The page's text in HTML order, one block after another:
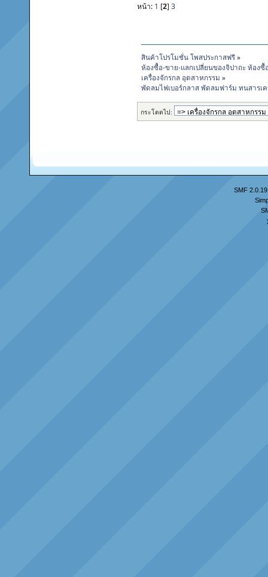
หน้า: 1 [2] 3
สินค้าโปรโมชั่น โพสประกาสฟรี»
ห้องซื้อ-ขาย-แลกเปลี่ยนของจิปาถะ ห้อง
เครื่องจักรกล อุตสาหกรรม »
พัดลมไฟเบอร์กลาส พัดลมฟาร์ม ทนสารเ
กระโดดไป:
SMF 2.0.19